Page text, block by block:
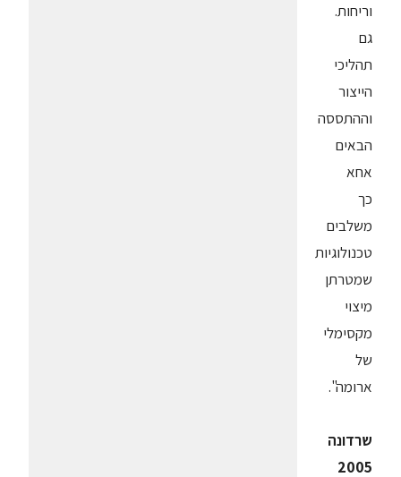
וריחות.
גם
תהליכי
הייצור
וההתססה
הבאים
אחא
כך
משלבים
טכנולוגיות
שמטרתן
מיצוי
מקסימלי
של
ארומה".
שרדונה
2005